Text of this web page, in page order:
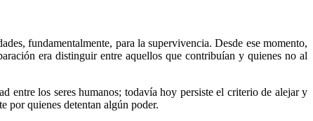
fundamentalmente, para la supervivencia. Desde ese momento,
era distinguir entre aquellos que contribuían y quienes no al
entre los seres humanos; todavía hoy persiste el criterio de alejar y
por quienes detentan algún poder.